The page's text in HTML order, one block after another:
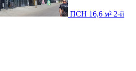
ПСН 16,6 м² 2-й